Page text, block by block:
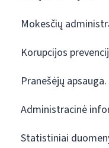
Mokesčių
Korupcijos
Pranešėjų
Administracinė
Statistiniai